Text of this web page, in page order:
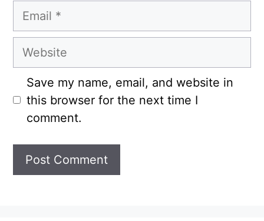
Email
Website
Save my name, email, and website in
this browser for the next time I
comment.